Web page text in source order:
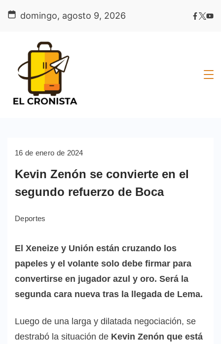
domingo, agosto 9, 2026
16 de enero de 2024
Kevin Zenón se convierte en el
segundo refuerzo de Boca
Deportes
El Xeneize y Unión están cruzando los
papeles y el volante solo debe firmar para
convertirse en jugador azul y oro. Será la
segunda cara nueva tras la llegada de Lema.
Luego de una larga y dilatada negociación, se
destrabó la situación de Kevin Zenón que está